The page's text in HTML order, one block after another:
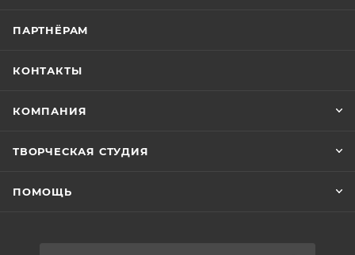
ПАРТНЁРАМ
КОНТАКТЫ
КОМПАНИЯ
ТВОРЧЕСКАЯ СТУДИЯ
ПОМОЩЬ